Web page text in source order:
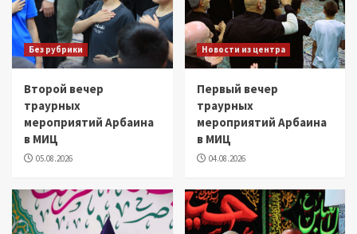
Без рубрики
Второй вечер
траурных
мероприятий Арбаина
в МИЦ
05.08.2026
Новости из центра
Первый вечер
траурных
мероприятий Арбаина
в МИЦ
04.08.2026